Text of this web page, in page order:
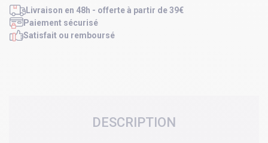
Livraison en 48h - offerte à partir de 39€
Paiement sécurisé
Satisfait ou remboursé
DESCRIPTION